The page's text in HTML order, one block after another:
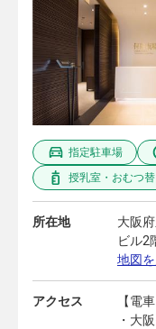
指定駐車場
授乳室・おむつ
所在地
大阪
ビル2
地図
アクセス
【電車
・大